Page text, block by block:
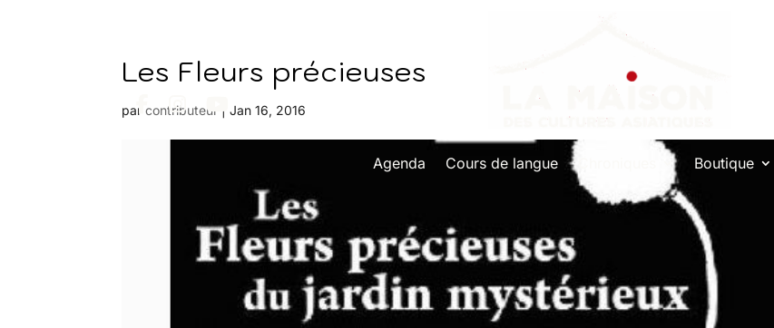
Agenda Cours de langue Boutique
Les Fleurs précieuses
parcontributeur |Jan 16, 2016